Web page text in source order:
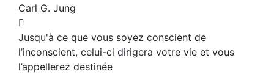
Carl G. Jung
Jusqu'à ce que vous soyez conscient de
l’inconscient, celui-ci dirigera votre vie et vous
l’appellerez destinée